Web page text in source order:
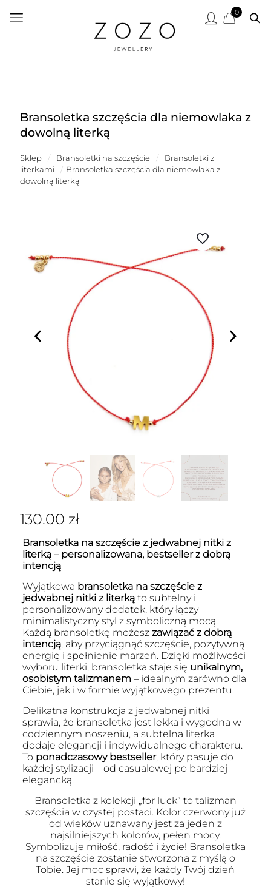
0
Bransoletka szczęścia dla niemowlaka z
dowolną literką
Sklep / Bransoletki na szczęście /
Bransoletki z
literkami
/ Bransoletka szczęścia dla niemowlaka z
dowolną literką
130.00 zł
Bransoletka na szczęście z jedwabnej nitki z
literką – personalizowana, bestseller z dobrą
intencją
Wyjątkowa bransoletka na szczęście z
jedwabnej nitki z literkąto subtelny i
personalizowany dodatek, który łączy
minimalistyczny styl z symboliczną mocą.
Każdą bransoletkę możesz zawiązać z dobrą
intencją, aby przyciągnąć szczęście, pozytywną
energię i spełnienie marzeń. Dzięki możliwości
wyboru literki, bransoletka staje się unikalnym,
osobistym talizmanem – idealnym zarówno dla
Ciebie, jak i w formie wyjątkowego prezentu.
Delikatna konstrukcja z jedwabnej nitki
sprawia, że bransoletka jest lekka i wygodna w
codziennym noszeniu, a subtelna literka
dodaje elegancji i indywidualnego charakteru.
To ponadczasowy bestseller, który pasuje do
każdej stylizacji – od casualowej po bardziej
elegancką.
Bransoletka z kolekcji „for luck” to talizman
szczęścia w czystej postaci. Kolor czerwony już
od wieków uznawany jest za jeden z
najsilniejszych kolorów, pełen mocy.
Symbolizuje miłość, radość i życie! Bransoletka
na szczęście zostanie stworzona z myślą o
Tobie. Jej moc sprawi, że każdy Twój dzień
stanie się wyjątkowy!